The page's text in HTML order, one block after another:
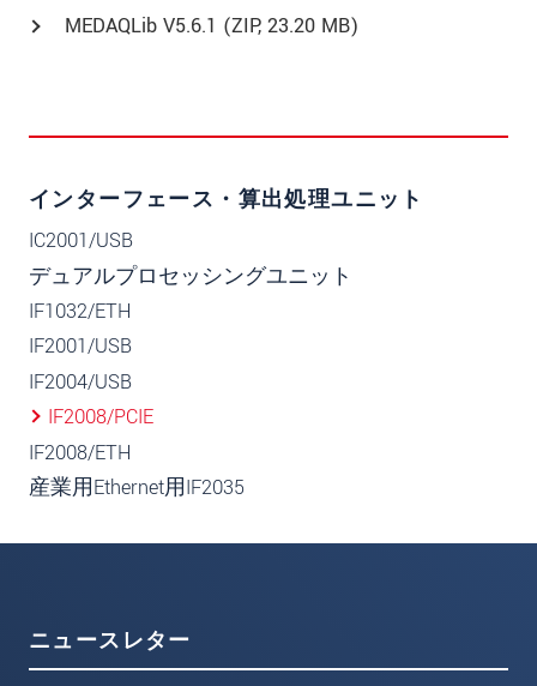
MEDAQLib V5.6.1 (ZIP, 23.20 MB)
インターフェース・算出処理ユニット
IC2001/USB
デュアルプロセッシングユニット
IF1032/ETH
IF2001/USB
IF2004/USB
IF2008/PCIE
IF2008/ETH
産業用Ethernet用IF2035
ニュースレター